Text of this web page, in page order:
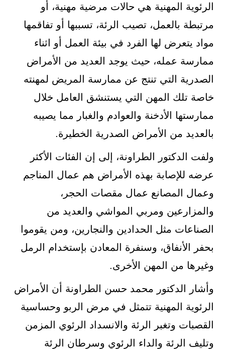
الرئوية المهنية هي حالات مرضية مهنية، أو
مرتبطة بالعمل، تصيب الرئة، تسببها أو تفاقمها
مواد يتعرض لها الفرد في بيئة العمل أو اثناء
ممارسة عمله، حيث يوجد العديد من الأمراض
الصدرية التي تنتج عن ممارسة المريض لمهنته
خاصة تلك المهن التي يستنشق العامل خلال
ممارستها الأدخنة والعوادم والغبار مما يصيبه
بالعديد من الأمراض الصدرية الخطيرة.
ولفت الدكتور الطراونة، إلى إن الفئات الأكثر
عرضه للإصابة بهذه الأمراض هم عمال المناجم
وعمال المصانع عمال مقصات الحجر،
والمزارعين ومربي المواشي والعديد من
الصناعات مثل الحدادين والنجارين، ومن يقوموا
بحفر الأنفاق، وسنفرة المعادن بإستخدام الرمل
وغيرها من المهن الأخرى.
وأشار الدكتور محمد حسن الطراونة أن الأمراض
الرئوية المهنية تتمثل في مرض الربو وحساسية
القصبات وتغبر الرئة والانسداد الرئوي المزمن
وتليف الرئة والداء الرئوي وسرطان الرئة